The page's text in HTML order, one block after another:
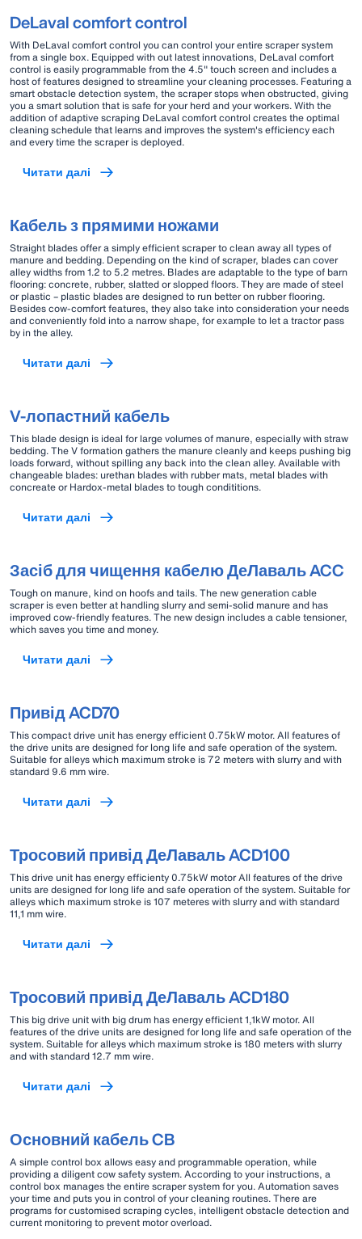
DeLaval comfort control
With DeLaval comfort control you can control your entire scraper system
from a single box. Equipped with out latest innovations, DeLaval comfort
control is easily programmable from the 4.5" touch screen and includes a
host of features designed to streamline your cleaning processes. Featuring a
smart obstacle detection system, the scraper stops when obstructed, giving
you a smart solution that is safe for your herd and your workers. With the
addition of adaptive scraping DeLaval comfort control creates the optimal
cleaning schedule that learns and improves the system's efficiency each
and every time the scraper is deployed.
Читати далі
Кабель з прямими ножами
Straight blades offer a simply efficient scraper to clean away all types of
manure and bedding. Depending on the kind of scraper, blades can cover
alley widths from 1.2 to 5.2 metres. Blades are adaptable to the type of barn
flooring: concrete, rubber, slatted or slopped floors. They are made of steel
or plastic – plastic blades are designed to run better on rubber flooring.
Besides cow-comfort features, they also take into consideration your needs
and conveniently fold into a narrow shape, for example to let a tractor pass
by in the alley.
Читати далі
V-лопастний кабель
This blade design is ideal for large volumes of manure, especially with straw
bedding. The V formation gathers the manure cleanly and keeps pushing big
loads forward, without spilling any back into the clean alley. Available with
changeable blades: urethan blades with rubber mats, metal blades with
concreate or Hardox-metal blades to tough condititions.
Читати далі
Засіб для чищення кабелю ДеЛаваль ACC
Tough on manure, kind on hoofs and tails. The new generation cable
scraper is even better at handling slurry and semi-solid manure and has
improved cow-friendly features. The new design includes a cable tensioner,
which saves you time and money.
Читати далі
Привід ACD70
This compact drive unit has energy efficient 0.75kW motor. All features of
the drive units are designed for long life and safe operation of the system.
Suitable for alleys which maximum stroke is 72 meters with slurry and with
standard 9.6 mm wire.
Читати далі
Тросовий привід ДеЛаваль ACD100
This drive unit has energy efficienty 0.75kW motor All features of the drive
units are designed for long life and safe operation of the system. Suitable for
alleys which maximum stroke is 107 meteres with slurry and with standard
11,1 mm wire.
Читати далі
Тросовий привід ДеЛаваль ACD180
This big drive unit with big drum has energy efficient 1,1kW motor. All
features of the drive units are designed for long life and safe operation of the
system. Suitable for alleys which maximum stroke is 180 meters with slurry
and with standard 12.7 mm wire.
Читати далі
Основний кабель CB
A simple control box allows easy and programmable operation, while
providing a diligent cow safety system. According to your instructions, a
control box manages the entire scraper system for you. Automation saves
your time and puts you in control of your cleaning routines. There are
programs for customised scraping cycles, intelligent obstacle detection and
current monitoring to prevent motor overload.